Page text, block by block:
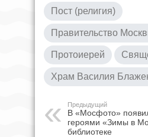
Пост (религия)
Правительство
Протоиерей
Храм Василия
Предыдущий
В «Мосфото»
героями «Зимы в
библиотеке